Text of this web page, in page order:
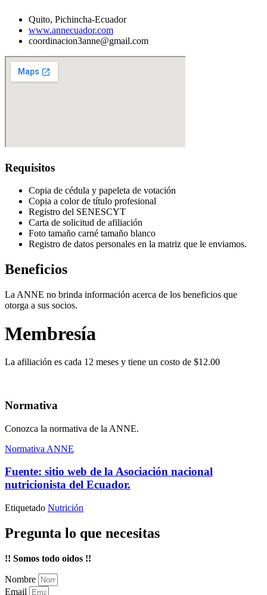
Quito, Pichincha-Ecuador
www.annecuador.com
coordinacion3anne@gmail.com
Requisitos
Copia de cédula y papeleta de votación
Copia a color de título profesional
Registro del SENESCYT
Carta de solicitud de afiliación
Foto tamaño carné tamaño blanco
Registro de datos personales en la matriz que le enviamos.
Beneficios
La ANNE no brinda información acerca de los beneficios que
otorga a sus socios.
Membresía
La afiliación es cada 12 meses y tiene un costo de $12.00
Normativa
Conozca la normativa de la ANNE.
Normativa ANNE
Fuente: sitio web de la Asociación nacional
nutricionista del Ecuador.
Etiquetado Nutrición
Pregunta lo que necesitas
!! Somos todo oidos !!
Nombre
Email